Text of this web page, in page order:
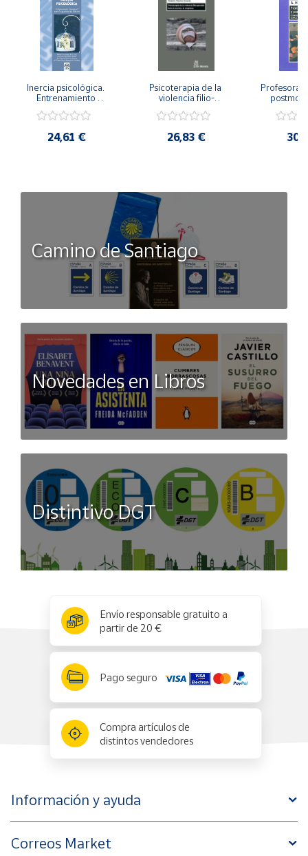
Inercia psicológica.
Entrenamiento
Igualdad de Género.
24,61 €
Psicoterapia de la
violencia filio-
secreto y la
26,83 €
Camino de Santiago
Novedades en Libros
Distintivo DGT
Envío responsable gratuito a
partir de 20 €
Pago seguro
Compra artículos de
distintos vendedores
Información y ayuda
Correos Market